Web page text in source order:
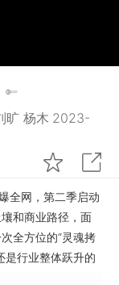
旷 杨木 2023-
全网，第二季启动
和商业路径，面
全方位的“灵魂拷
是行业整体跃升的